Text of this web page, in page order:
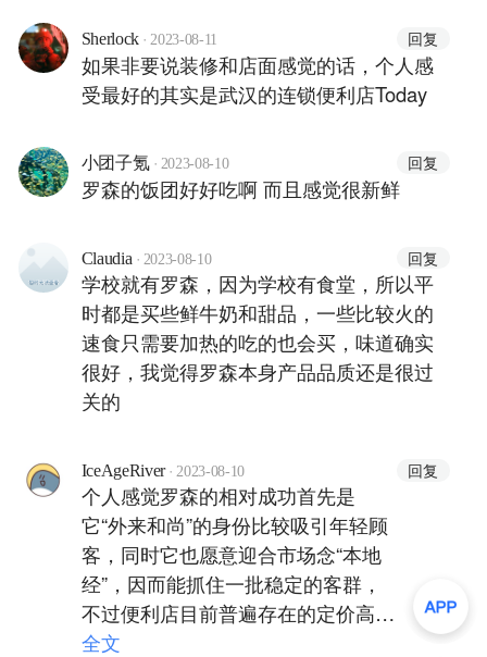
Sherlock · 2023-08-11 回复
如果非要说装修和店面感觉的话，个人感
受最好的其实是武汉的连锁便利店Today
小团子氪 · 2023-08-10 回复
罗森的饭团好好吃啊 而且感觉很新鲜
Claudia · 2023-08-10 回复
学校就有罗森，因为学校有食堂，所以平
时都是买些鲜牛奶和甜品，一些比较火的
速食只需要加热的吃的也会买，味道确实
很好，我觉得罗森本身产品品质还是很过
关的
IceAgeRiver · 2023-08-10 回复
个人感觉罗森的相对成功首先是
它“外来和尚”的身份比较吸引年轻顾
客，同时它也愿意迎合市场念“本地
经”，因而能抓住一批稳定的客群，
不过便利店目前普遍存在的定价高但
产品质量和品类不足的问题，也希望
全文